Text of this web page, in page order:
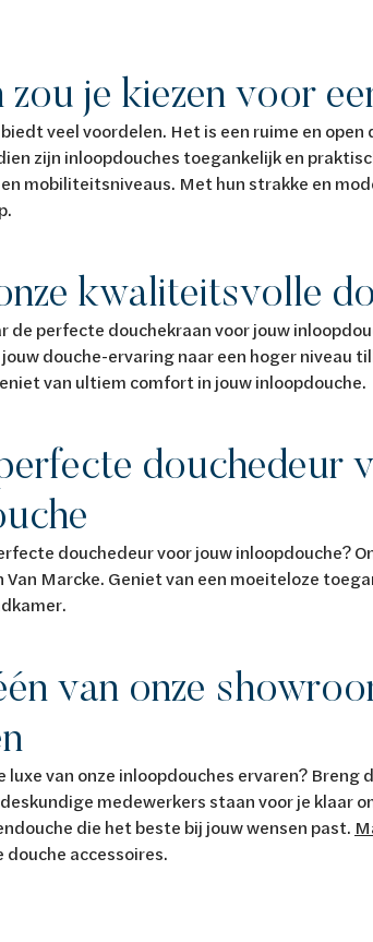
je kiezen voor
veel voordelen. Het is een ruime en
zijn inloopdouches toegankelijk en
mobiliteitsniveaus. Met hun strakke en
kwaliteitsvolle
de perfecte douchekraan voor jouw
douche-ervaring naar een hoger niveau
van ultiem comfort in jouw inloopdouche.
douchedeur
douchedeur voor jouw inloopdouche?
Van Marcke. Geniet van een moeiteloze
van onze
luxe van onze inloopdouches ervaren? Breng
medewerkers staan voor je klaar
die het beste bij jouw wensen past.
douche accessoires.